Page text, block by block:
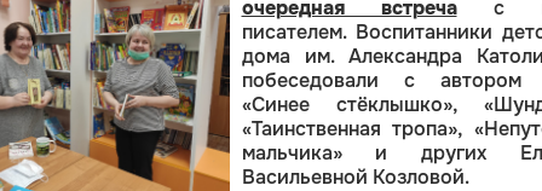
очередная встречас
писателем. Воспитанники
дома им. Александра
побеседовали с автором
«Синее стёклышко»,
«Таинственная тропа»,
мальчика» и других
Васильевной Козловой.